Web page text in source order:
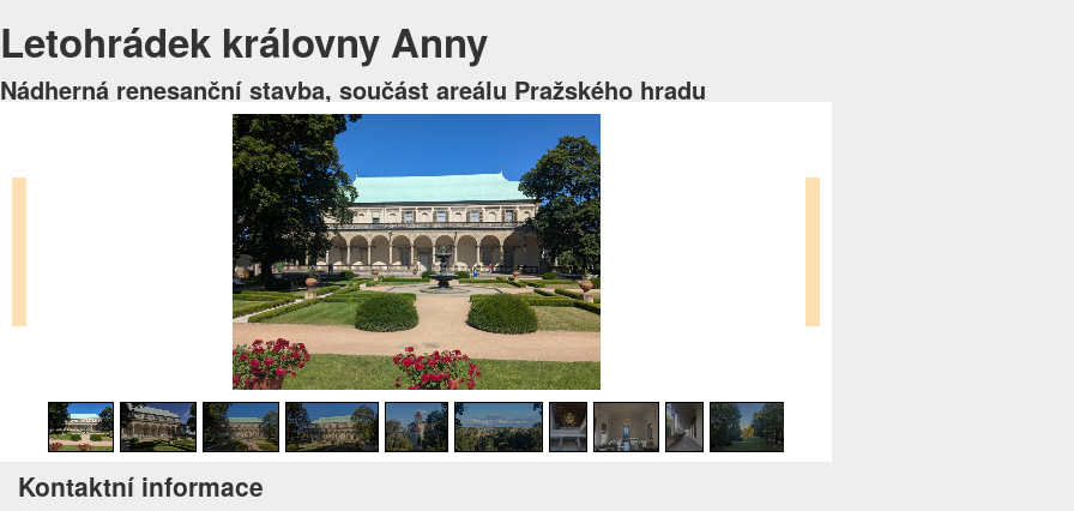
Letohrádek královny Anny
Nádherná renesanční stavba, součást areálu Pražského hradu
Kontaktní informace